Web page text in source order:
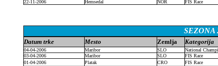
22-11-2006
Hemsedal NOR FIS Race
SEZONA
Datum trke Mesto Zemlja Kategorija
04-04-2006 Maribor SLO
National
03-04-2006
Maribor SLO
FIS Race
01-04-2006
Platak CRO
FIS Race